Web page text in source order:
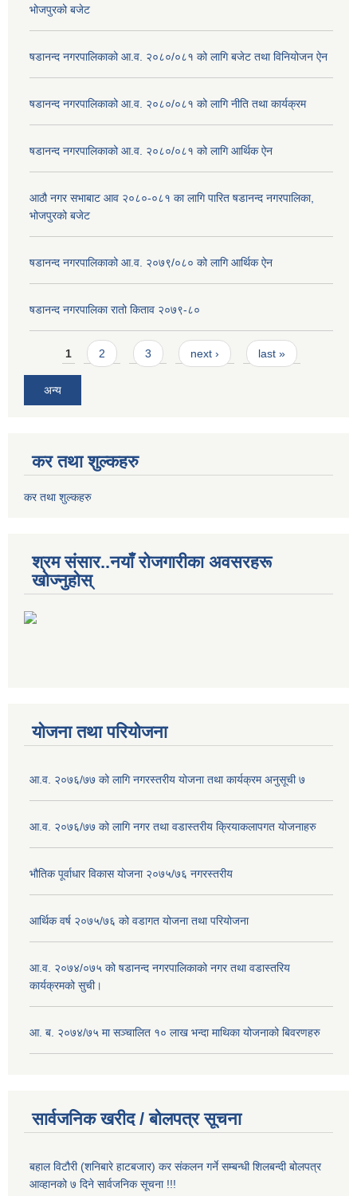
भोजपुरको बजेट
षडानन्द नगरपालिकाको आ.व. २०८०/०८१ को लागि बजेट तथा विनियोजन ऐन
षडानन्द नगरपालिकाको आ.व. २०८०/०८१ को लागि नीति तथा कार्यक्रम
षडानन्द नगरपालिकाको आ.व. २०८०/०८१ को लागि आर्थिक ऐन
आठौ नगर सभाबाट आव २०८०-०८१ का लागि पारित षडानन्द नगरपालिका,
भोजपुरको बजेट
षडानन्द नगरपालिकाको आ.व. २०७९/०८० को लागि आर्थिक ऐन
षडानन्द नगरपालिका रातो किताव २०७९-८०
Pages
1 2 3 next › last »
अन्य
कर तथा शुल्कहरु
कर तथा शुल्कहरु
श्रम संसार..नयाँ रोजगारीका अवसरहरू
खोज्नुहोस्
योजना तथा परियोजना
आ.व. २०७६/७७ को लागि नगरस्तरीय योजना तथा कार्यक्रम अनुसूची ७
आ.व. २०७६/७७ को लागि नगर तथा वडास्तरीय क्रियाकलापगत योजनाहरु
भौतिक पूर्वाधार विकास योजना २०७५/७६ नगरस्तरीय
आर्थिक वर्ष २०७५/७६ को वडागत योजना तथा परियोजना
आ.व. २०७४/०७५ को षडानन्द नगरपालिकाको नगर तथा वडास्तरिय
कार्यक्रमको सुची।
आ. ब. २०७४/७५ मा सञ्चालित १० लाख भन्दा माथिका योजनाको बिवरणहरु
सार्वजनिक खरीद / बोलपत्र सूचना
बहाल विटौरी (शनिबारे हाटबजार) कर संकलन गर्ने सम्बन्धी शिलबन्दी बोलपत्र
आव्हानको ७ दिने सार्वजनिक सूचना !!!